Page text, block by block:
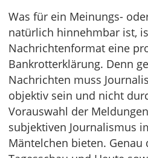
Was für ein Meinungs-
natürlich hinnehmbar ist,
Nachrichtenformat eine
Bankrotterklärung. Denn
Nachrichten muss
objektiv sein und nicht
Vorauswahl der
subjektiven Journalismus
Mäntelchen bieten.